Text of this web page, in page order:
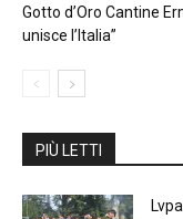
Gotto d’Oro Cantine
unisce l’Italia”
PIÙ LETTI